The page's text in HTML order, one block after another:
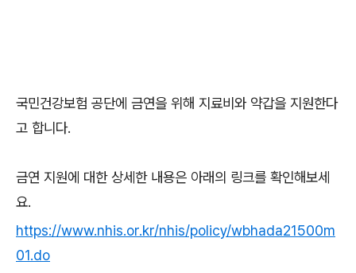
국민건강보험 공단에 금연을 위해 지료비와 약갑을 지원한다
고 합니다.
금연 지원에 대한 상세한 내용은 아래의 링크를 확인해보세
요.
https://www.nhis.or.kr/nhis/policy/wbhada21500m
01.do